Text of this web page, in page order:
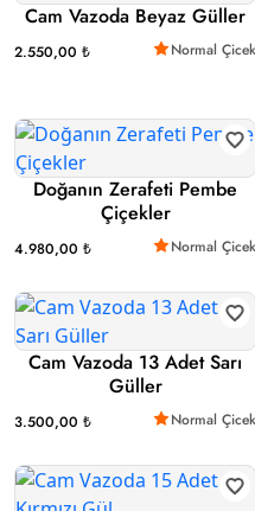
Cam Vazoda Beyaz Güller
2.550,00 ₺ Normal Çicek
Doğanın Zerafeti Pembe
Çiçekler
4.980,00 ₺ Normal Çicek
Cam Vazoda 13 Adet Sarı
Güller
3.500,00 ₺ Normal Çicek